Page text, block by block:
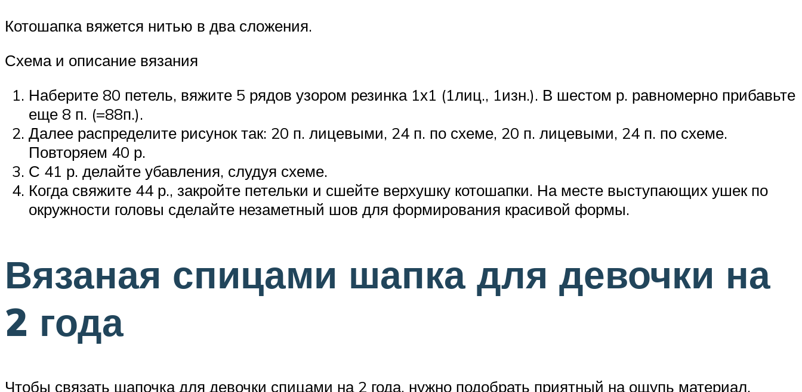
Котошапка вяжется нитью в два сложения.
Схема и описание вязания
Наберите 80 петель, вяжите 5 рядов узором резинка 1х1 (1лиц., 1изн.). В шестом р. равномерно прибавьте
еще 8 п. (=88п.).
Далее распределите рисунок так: 20 п. лицевыми, 24 п. по схеме, 20 п. лицевыми, 24 п. по схеме.
Повторяем 40 р.
С 41 р. делайте убавления, слудуя схеме.
Когда свяжите 44 р., закройте петельки и сшейте верхушку котошапки. На месте выступающих ушек по
окружности головы сделайте незаметный шов для формирования красивой формы.
Вязаная спицами шапка для девочки на
2 года
Чтобы связать шапочка для девочки спицами на 2 года, нужно подобрать приятный на ощупь материал.